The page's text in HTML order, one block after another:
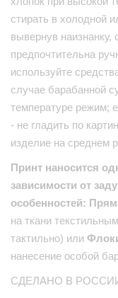
стирать в холодной
вывернув
предпочтительна
используйте
случае барабанной
температуре режим;
- не гладить по
изделие на среднем
Принт наносится
зависимости от
особенностей:
на ткани
тактильно) или
нанесение особой
СДЕЛАНО В